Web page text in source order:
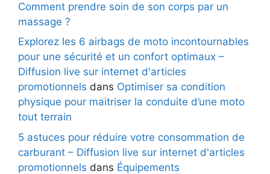
Comment prendre soin de son corps par un
massage ?
Explorez les 6 airbags de moto incontournables
pour une sécurité et un confort optimaux –
Diffusion live sur internet d'articles
promotionnels dans Optimiser sa condition
physique pour maitriser la conduite d’une moto
tout terrain
5 astuces pour réduire votre consommation de
carburant – Diffusion live sur internet d'articles
promotionnels dans Équipements